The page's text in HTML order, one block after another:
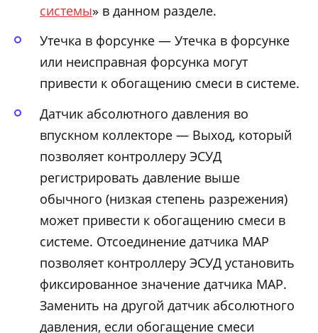
системы» в данном разделе.
Утечка в форсунке — Утечка в форсунке
или неисправная форсунка могут
привести к обогащению смеси в системе.
Датчик абсолютного давления во
впускном коллекторе — Выход, который
позволяет контроллеру ЭСУД
регистрировать давление выше
обычного (низкая степень разрежения)
может привести к обогащению смеси в
системе. Отсоединение датчика MAP
позволяет контроллеру ЭСУД установить
фиксированное значение датчика МАР.
Заменить на другой датчик абсолютного
давления, если обогащение смеси